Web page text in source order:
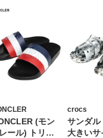
9 メンズ
(モン
ール) トリコ
crocs
サンダル
大きい